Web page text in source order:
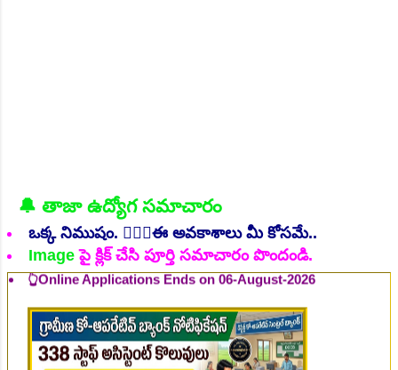
🔔 తాజా ఉద్యోగ సమాచారం
ఒక్క నిముషం. 💁🏻‍♂️ఈ అవకాశాలు మీ కోసమే..
Imageపై క్లిక్ చేసి పూర్తి సమాచారం పొందండి.
👆Online Applications Ends on 06-August-2026